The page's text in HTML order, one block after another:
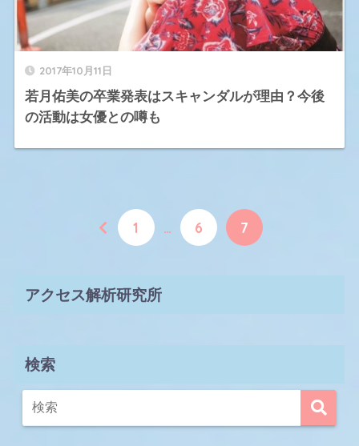
2017年10月11日
若月佑美の卒業発表はスキャンダルが理由？今後
の活動は女優との噂も
1 … 6 7
アクセス解析研究所
検索